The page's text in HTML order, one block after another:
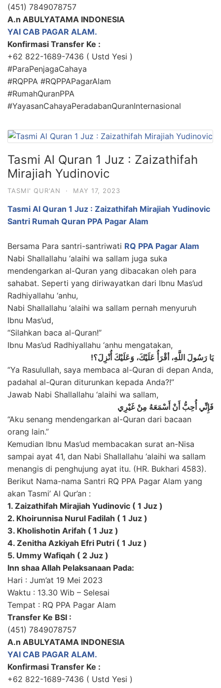
(451) 7849078757
A.n ABULYATAMA INDONESIA
YAI CAB PAGAR ALAM.
Konfirmasi Transfer Ke :
+62 822-1689-7436 ( Ustd Yesi )
#ParaPenjagaCahaya
#RQPPA #RQPPAPagarAlam
#RumahQuranPPA
#YayasanCahayaPeradabanQuranInternasional
Tasmi Al Quran 1 Juz : Zaizathifah
Mirajiah Yudinovic
TASMI' QUR'AN · MAY 17, 2023
Tasmi Al Quran 1 Juz : Zaizathifah Mirajiah Yudinovic
Santri Rumah Quran PPA Pagar Alam
Bersama Para santri-santriwati RQ PPA Pagar Alam
Nabi Shallallahu ‘alaihi wa sallam juga suka
mendengarkan al-Quran yang dibacakan oleh para
sahabat. Seperti yang diriwayatkan dari Ibnu Mas’ud
Radhiyallahu ‘anhu,
Nabi Shallallahu ‘alaihi wa sallam pernah menyuruh
Ibnu Mas’ud,
“Silahkan baca al-Quran!”
Ibnu Mas’ud Radhiyallahu ‘anhu mengatakan,
يَا رَسُولَ اللَّهِ، أقْرَأُ عَلَيْكَ، وَعَلَيْكَ أُنْزِلَ؟!
“Ya Rasulullah, saya membaca al-Quran di depan Anda,
padahal al-Quran diturunkan kepada Anda?!”
Jawab Nabi Shallallahu ‘alaihi wa sallam,
فَإِنِّي أُحِبُّ أَنْ أَسْمَعَهُ مِنْ غَيْرِي
“Aku senang mendengarkan al-Quran dari bacaan
orang lain.”
Kemudian Ibnu Mas’ud membacakan surat an-Nisa
sampai ayat 41, dan Nabi Shallallahu ‘alaihi wa sallam
menangis di penghujung ayat itu. (HR. Bukhari 4583).
Berikut Nama-nama Santri RQ PPA Pagar Alam yang
akan Tasmi’ Al Qur’an :
1. Zaizathifah Mirajiah Yudinovic ( 1 Juz )
2. Khoirunnisa Nurul Fadilah ( 1 Juz )
3. Kholishotin Arifah ( 1 Juz )
4. Zenitha Azkiyah Efri Putri ( 1 Juz )
5. Ummy Wafiqah ( 2 Juz )
Inn shaa Allah Pelaksanaan Pada:
Hari : Jum’at 19 Mei 2023
Waktu : 13.30 Wib – Selesai
Tempat : RQ PPA Pagar Alam
Transfer Ke BSI :
(451) 7849078757
A.n ABULYATAMA INDONESIA
YAI CAB PAGAR ALAM.
Konfirmasi Transfer Ke :
+62 822-1689-7436 ( Ustd Yesi )